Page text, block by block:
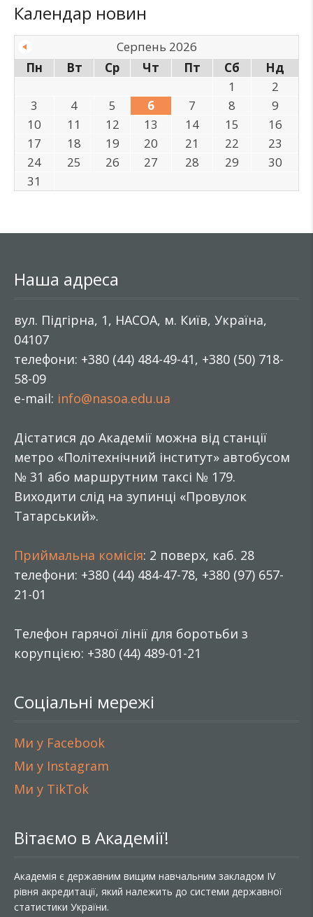
Календар новин
Серпень 2026
Пн
Вт Ср Чт Пт Сб
Нд
1
2
3
4 5 6 7 8
9
10
11 12 13 14 15
16
17
18 19 20 21 22
23
24
25 26 27 28 29
30
31
Наша адреса
вул. Підгірна, 1, НАСОА, м. Київ, Україна,
04107
телефони: +380 (44) 484-49-41, +380 (50) 718-
58-09
e-mail: info@nasoa.edu.ua
Дістатися до Академії можна від станції
метро «Політехнічний інститут» автобусом
№ 31 або маршрутним таксі № 179.
Виходити слід на зупинці «Провулок
Татарський».
Приймальна комісія: 2 поверх, каб. 28
телефони: +380 (44) 484-47-78, +380 (97) 657-
21-01
Телефон гарячої лінії для боротьби з
корупцією: +380 (44) 489-01-21
Соціальні мережі
Ми у Facebook
Ми у Instagram
Ми у TikTok
Вітаємо в Академії!
Академія є державним вищим навчальним закладом IV
рівня акредитації, який належить до системи державної
статистики України.